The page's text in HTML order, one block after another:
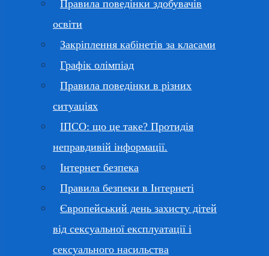
Правила поведінки здобувачів
освіти
Закріплення кабінетів за класами
Графік олімпіад
Правила поведінки в різних
ситуаціях
ІПСО: що це таке? Протидія
неправдивій інформації.
Інтернет безпека
Правила безпеки в Інтернеті
Європейський день захисту дітей
від сексуальної експлуатації і
сексуального насильства